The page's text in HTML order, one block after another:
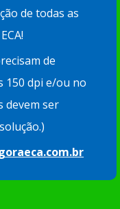
de todas as
de
150 dpi e/ou no
devem ser